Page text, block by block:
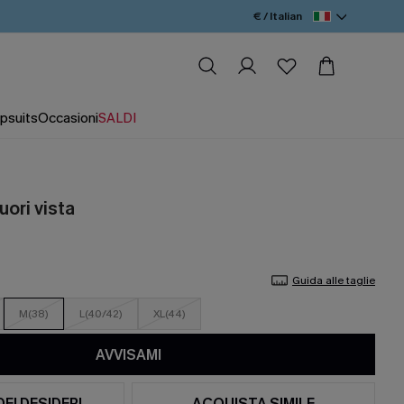
€ / Italian
OccasioniSALDI
vista
Guida alle taglie
M(38) L(40/42) XL(44)
AVVISAMI